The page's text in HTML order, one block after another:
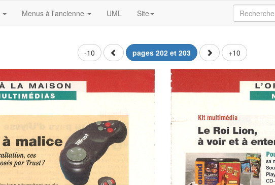
Menus à l'ancienne UML Site
-10 pages 202 et 203 +10